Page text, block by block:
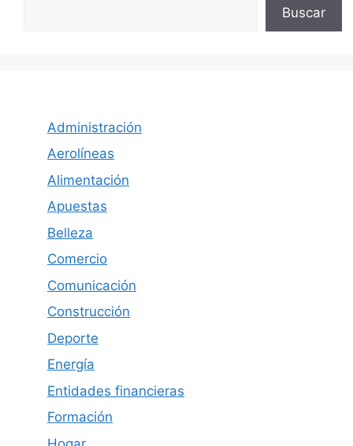
Buscar
Administración
Aerolíneas
Alimentación
Apuestas
Belleza
Comercio
Comunicación
Construcción
Deporte
Energía
Entidades financieras
Formación